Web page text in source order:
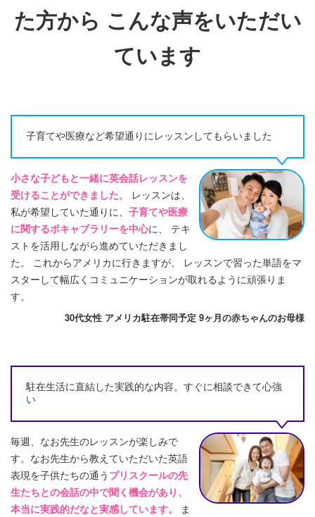
た方から こんな声をいただい
ています
子育てや医療など希望通りにレッスンしてもらいました
小さな子どもと一緒に英会話レッスンを
受けることができました。 レッスンは、
私が希望していた通りに、 子育てや医療
に関するボキャブラリーを中心に、 テキ
ストを活用しながら進めていただきまし
た。 これからアメリカに行きますが、 レッスンで習った単語をマ
スターして幅広くコミュニケーションが取れるように頑張りま
す。
30代女性 アメリカ駐在帯同予定 9ヶ月の赤ちゃんのお母様
駐在生活に直結した実践的な内容。すぐに相談できて心強
い
毎週、なお先生のレッスンが楽しみで
す。なお先生から教えていただいた英語
表現を子供たちの通う プリスクールの先
生たちとの会話の中で聞く機会があり、
本当に実践的だなと実感しています。
ま